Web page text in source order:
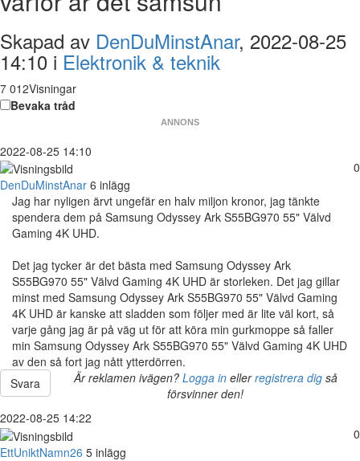
Skapad av DenDuMinstAnar, 2022-08-25
14:10 i Elektronik & teknik
7 012Visningar
Bevaka tråd
ANNONS
2022-08-25 14:10
0
DenDuMinstAnar 6 inlägg
Jag har nyligen ärvt ungefär en halv miljon kronor, jag tänkte
spendera dem på Samsung Odyssey Ark S55BG970 55" Välvd
Gaming 4K UHD.
Det jag tycker är det bästa med Samsung Odyssey Ark
S55BG970 55" Välvd Gaming 4K UHD är storleken. Det jag gillar
minst med Samsung Odyssey Ark S55BG970 55" Välvd Gaming
4K UHD är kanske att sladden som följer med är lite väl kort, så
varje gång jag är på väg ut för att köra min gurkmoppe så faller
min Samsung Odyssey Ark S55BG970 55" Välvd Gaming 4K UHD
av den så fort jag nått ytterdörren.
Svara
Är reklamen ivägen? Logga inellerregistrera digså
försvinner den!
2022-08-25 14:22
0
EttUniktNamn26 5 inlägg